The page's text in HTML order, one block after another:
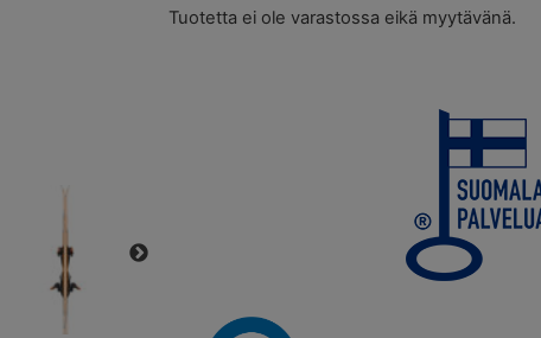
Tuotetta ei ole varastossa eikä myytävänä.